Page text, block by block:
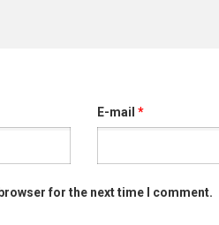
E-mail *
for the next time I comment.